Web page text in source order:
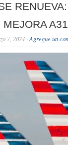
7, 2024 · Agregue un